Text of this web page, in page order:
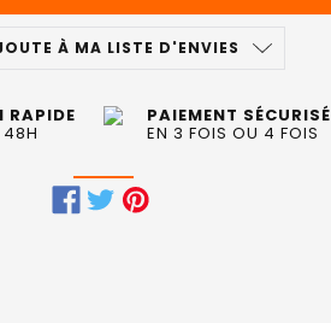
À MA LISTE D'ENVIES
RAPIDE PAIEMENT SÉCURISÉ
EN 3 FOIS OU 4 FOIS